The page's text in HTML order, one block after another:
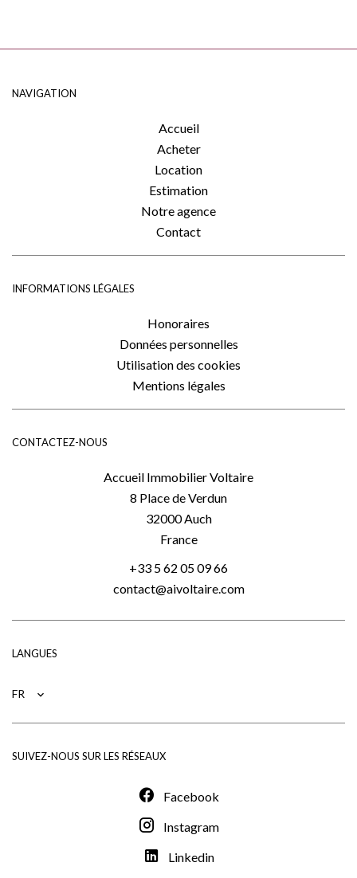
NAVIGATION
Accueil
Acheter
Location
Estimation
Notre agence
Contact
INFORMATIONS LÉGALES
Honoraires
Données personnelles
Utilisation des cookies
Mentions légales
CONTACTEZ-NOUS
Accueil Immobilier Voltaire
8 Place de Verdun
32000Auch
France
+33 5 62 05 09 66
contact@aivoltaire.com
LANGUES
FR
SUIVEZ-NOUS SUR LES RÉSEAUX
Facebook
Instagram
Linkedin